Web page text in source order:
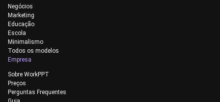
Negócios
Marketing
Educação
Escola
Minimalismo
Todos os modelos
Empresa
Sobre WorkPPT
Preços
Perguntas Frequentes